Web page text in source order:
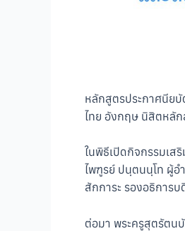
หลักสูตรประกาศนีย
ไทย อังกฤษ นิสิตหลัก
ในพิธีเปิดกิจกรรมเส
ไพฑูรย์ ปนฺตนนฺโท ผู้
สักการะ รองอธิการ
ต่อมา พระครูสุตรัตน